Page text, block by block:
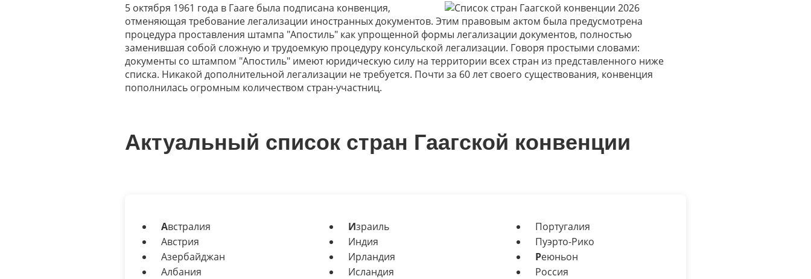
5 октября 1961 года в Гааге была подписана конвенция,
отменяющая требование легализации иностранных документов. Этим правовым актом была предусмотрена
процедура проставления штампа "Апостиль" как упрощенной формы легализации документов, полностью
заменившая собой сложную и трудоемкую процедуру консульской легализации. Говоря простыми словами:
документы со штампом "Апостиль" имеют юридическую силу на территории всех стран из представленного ниже
списка. Никакой дополнительной легализации не требуется. Почти за 60 лет своего существования, конвенция
пополнилась огромным количеством стран-участниц.
Актуальный список стран Гаагской конвенции
Австралия
Австрия
Азербайджан
Албания
Израиль
Индия
Ирландия
Исландия
Португалия
Пуэрто-Рико
Реюньон
Россия